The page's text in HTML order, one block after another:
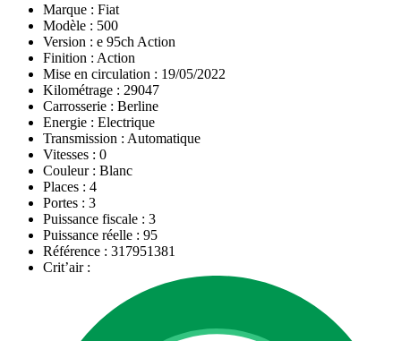
Marque : Fiat
Modèle : 500
Version : e 95ch Action
Finition : Action
Mise en circulation : 19/05/2022
Kilométrage : 29047
Carrosserie : Berline
Energie : Electrique
Transmission : Automatique
Vitesses : 0
Couleur : Blanc
Places : 4
Portes : 3
Puissance fiscale : 3
Puissance réelle : 95
Référence : 317951381
Crit’air :